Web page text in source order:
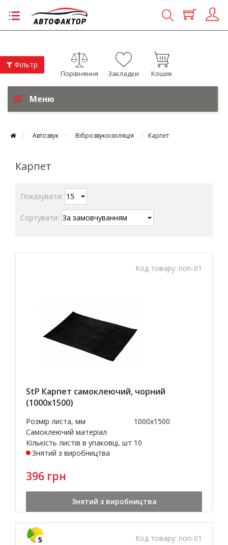
Порівняння Закладки Кошик
Меню
Автозвук Віброзвукоізоляція Карпет
Карпет
Показувати:
Сортувати:
Код товару: non-01
StP Карпет самоклеючий, чорний
(1000х1500)
Розмір листа, мм
1000x1500
Самоклеючий матеріал
Кількість листів в упаковці, шт 10
Знятий з виробництва
396 грн
Знятий з виробництва
Код товару: non-01
5
Фільтр